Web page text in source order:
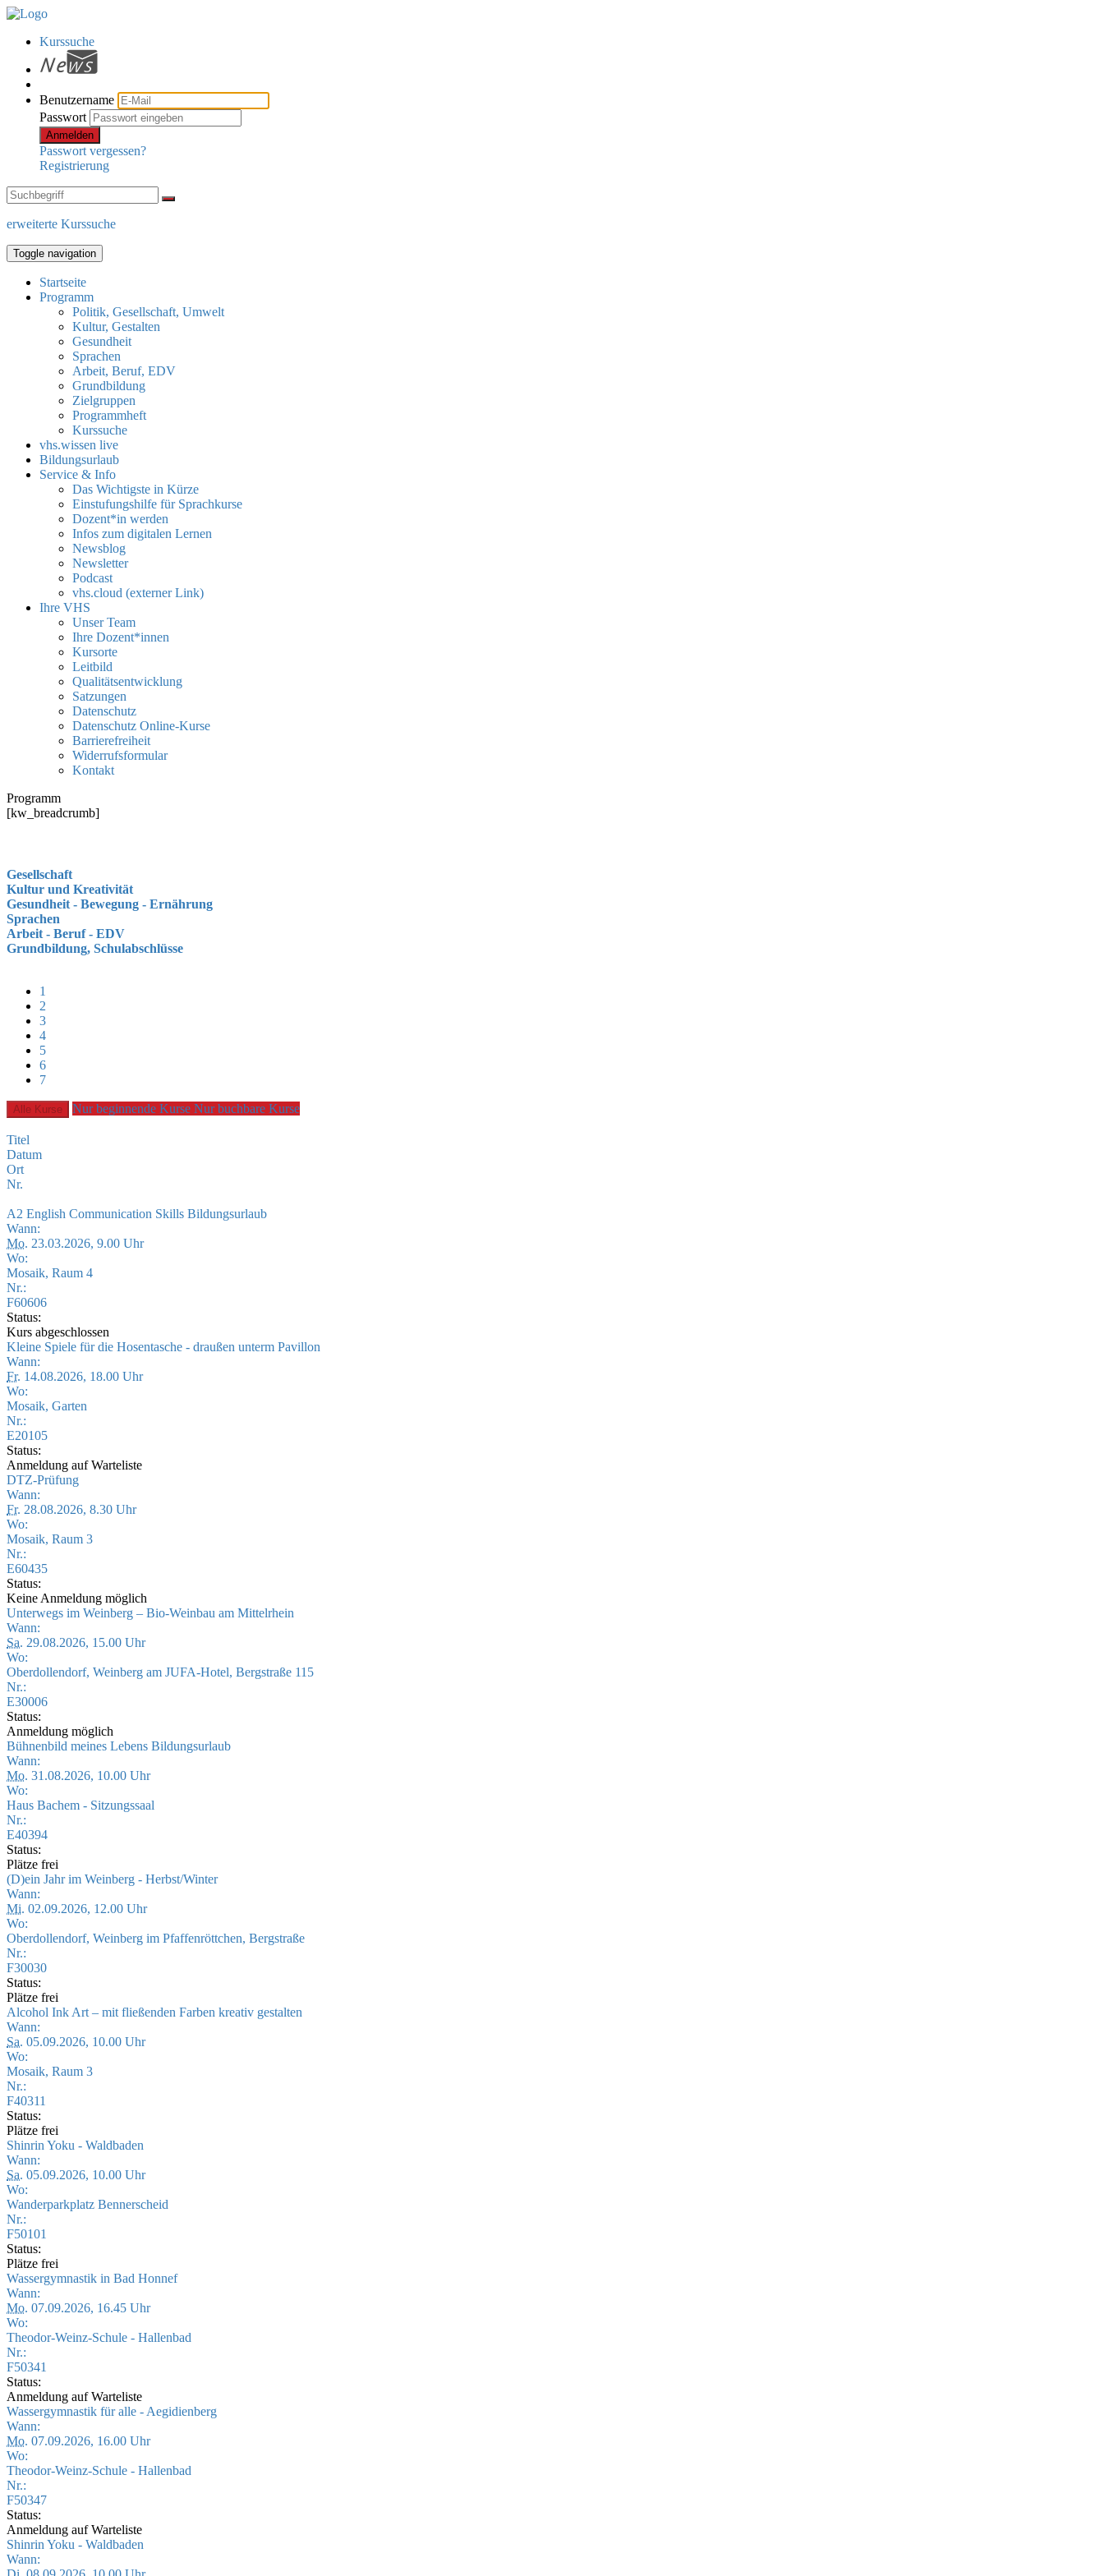
Kurssuche
Benutzername
Passwort
Anmelden
Passwort vergessen?
Registrierung
erweiterte Kurssuche
Toggle navigation
Startseite
Programm
Politik, Gesellschaft, Umwelt
Kultur, Gestalten
Gesundheit
Sprachen
Arbeit, Beruf, EDV
Grundbildung
Zielgruppen
Programmheft
Kurssuche
vhs.wissen live
Bildungsurlaub
Service & Info
Das Wichtigste in Kürze
Einstufungshilfe für Sprachkurse
Dozent*in werden
Infos zum digitalen Lernen
Newsblog
Newsletter
Podcast
vhs.cloud (externer Link)
Ihre VHS
Unser Team
Ihre Dozent*innen
Kursorte
Leitbild
Qualitätsentwicklung
Satzungen
Datenschutz
Datenschutz Online-Kurse
Barrierefreiheit
Widerrufsformular
Kontakt
Programm
[kw_breadcrumb]
Gesellschaft
Kultur und Kreativität
Gesundheit - Bewegung - Ernährung
Sprachen
Arbeit - Beruf - EDV
Grundbildung, Schulabschlüsse
1
2
3
4
5
6
7
Alle Kurse Nur beginnende Kurse Nur buchbare Kurse
Titel
Datum
Ort
Nr.
A2 English Communication Skills Bildungsurlaub
Wann:
Mo. 23.03.2026, 9.00 Uhr
Wo:
Mosaik, Raum 4
Nr.:
F60606
Status:
Kurs abgeschlossen
Kleine Spiele für die Hosentasche - draußen unterm Pavillon
Wann:
Fr. 14.08.2026, 18.00 Uhr
Wo:
Mosaik, Garten
Nr.:
E20105
Status:
Anmeldung auf Warteliste
DTZ-Prüfung
Wann:
Fr. 28.08.2026, 8.30 Uhr
Wo:
Mosaik, Raum 3
Nr.:
E60435
Status:
Keine Anmeldung möglich
Unterwegs im Weinberg – Bio-Weinbau am Mittelrhein
Wann:
Sa. 29.08.2026, 15.00 Uhr
Wo:
Oberdollendorf, Weinberg am JUFA-Hotel, Bergstraße 115
Nr.:
E30006
Status:
Anmeldung möglich
Bühnenbild meines Lebens Bildungsurlaub
Wann:
Mo. 31.08.2026, 10.00 Uhr
Wo:
Haus Bachem - Sitzungssaal
Nr.:
E40394
Status:
Plätze frei
(D)ein Jahr im Weinberg - Herbst/Winter
Wann:
Mi. 02.09.2026, 12.00 Uhr
Wo:
Oberdollendorf, Weinberg im Pfaffenröttchen, Bergstraße
Nr.:
F30030
Status:
Plätze frei
Alcohol Ink Art – mit fließenden Farben kreativ gestalten
Wann:
Sa. 05.09.2026, 10.00 Uhr
Wo:
Mosaik, Raum 3
Nr.:
F40311
Status:
Plätze frei
Shinrin Yoku - Waldbaden
Wann:
Sa. 05.09.2026, 10.00 Uhr
Wo:
Wanderparkplatz Bennerscheid
Nr.:
F50101
Status:
Plätze frei
Wassergymnastik in Bad Honnef
Wann:
Mo. 07.09.2026, 16.45 Uhr
Wo:
Theodor-Weinz-Schule - Hallenbad
Nr.:
F50341
Status:
Anmeldung auf Warteliste
Wassergymnastik für alle - Aegidienberg
Wann:
Mo. 07.09.2026, 16.00 Uhr
Wo:
Theodor-Weinz-Schule - Hallenbad
Nr.:
F50347
Status:
Anmeldung auf Warteliste
Shinrin Yoku - Waldbaden
Wann: